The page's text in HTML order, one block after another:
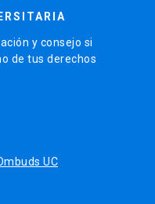
y consejo si
de tus derechos
UC